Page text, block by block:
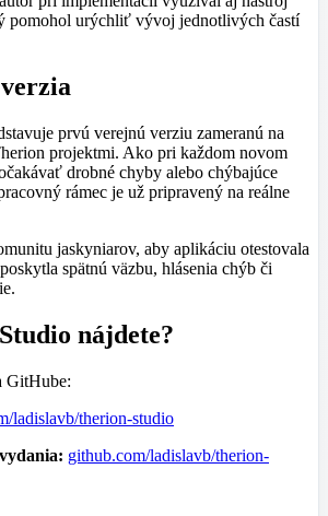
pomohol urýchliť vývoj jednotlivých častí
prvú verejnú verziu zameranú na
projektmi. Ako pri každom novom
drobné chyby alebo chýbajúce
rámec je už pripravený na reálne
jaskyniarov, aby aplikáciu otestovala
spätnú väzbu, hlásenia chýb či
nájdete?
GitHube:
ladislavb/therion-studio
github.com/ladislavb/therion-